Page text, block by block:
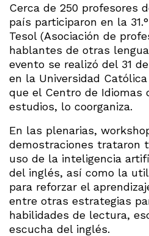
Cerca de 250 profesores
país participaron en la
Tesol (Asociación de
hablantes de otras
evento se realizó del 31
en la Universidad
que el Centro de Idiomas
estudios, lo coorganiza.
En las plenarias,
demostraciones trataron
uso de la inteligencia
del inglés, así como la
para reforzar el
entre otras estrategias
habilidades de lectura,
escucha del inglés.